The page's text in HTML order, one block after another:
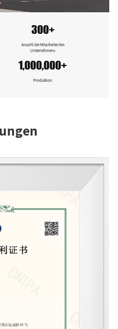
300+
Anzahl der Mitarbeiter des
Unternehmens
1,000,000+
Produktion